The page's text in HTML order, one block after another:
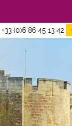
+33 (0)6 86 45 13 42